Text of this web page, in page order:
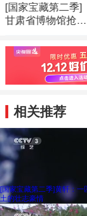
[国家宝藏第二季]
甘肃省博物馆抢先
演绎丝路传奇 吴
磊守护“最年长文
相关推荐
[国家宝藏第二季]黄轩：
土的壮志豪情